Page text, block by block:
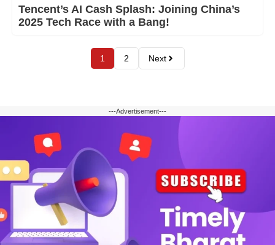
Tencent’s AI Cash Splash: Joining China’s
2025 Tech Race with a Bang!
1 2 Next
---Advertisement---